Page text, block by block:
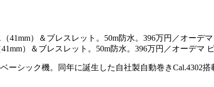
）＆ブレスレット。50m防水。396万円／オーデマ
ーシック機。同年に誕生した自社製自動巻きCal.4302